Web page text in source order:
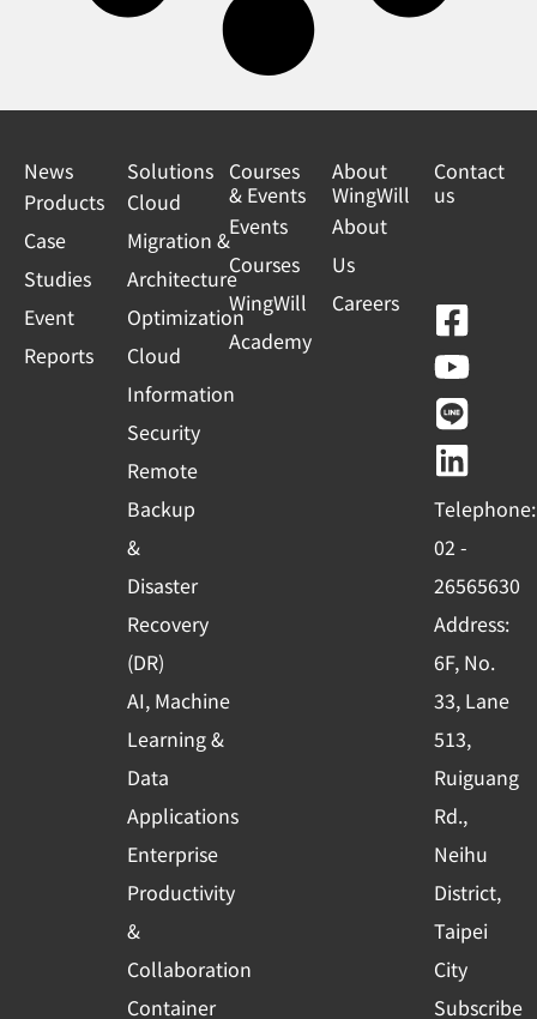
News
Products
Case
Studies
Event
Reports
Solutions
Cloud
Migration &
Architecture
Optimization
Cloud
Information
Security
Remote
Backup
&
Disaster
Recovery
(DR)
AI, Machine
Learning &
Data
Applications
Enterprise
Productivity
&
Collaboration
Container
Courses
& Events
Events
Courses
WingWill
Academy
About
WingWill
About
Us
Careers
Contact
us
F
a
c
e
b
o
o
k
-
s
q
u
a
r
e
Y
o
u
t
u
b
e
L
i
n
e
L
i
n
k
e
d
i
n
Telephone:
02 -
26565630
Address:
6F, No.
33, Lane
513,
Ruiguang
Rd.,
Neihu
District,
Taipei
City
Subscribe